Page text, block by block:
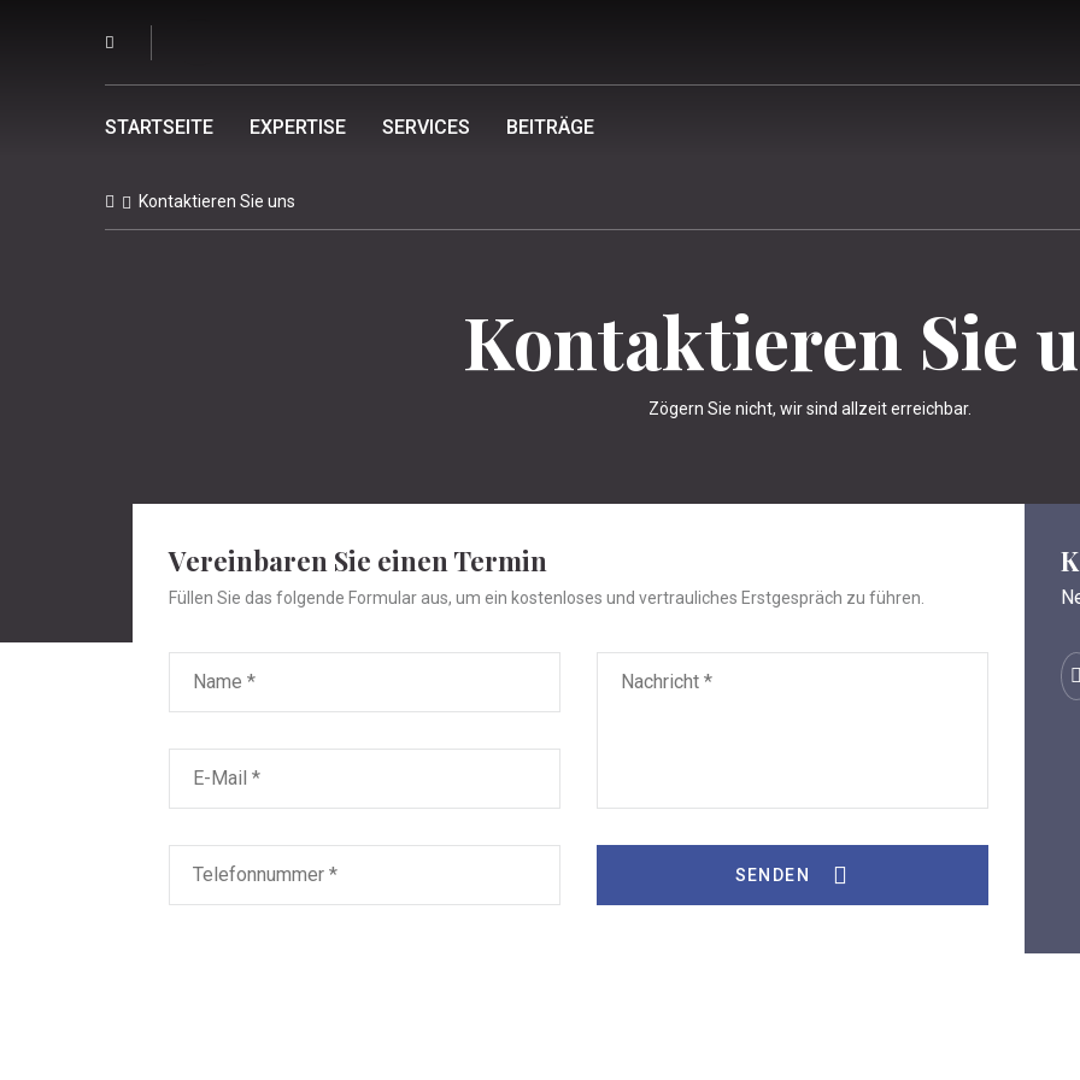
STARTSEITE EXPERTISE SERVICES BEITRÄGE
Kontaktieren Sie uns
Kontaktieren Sie
Zögern Sie nicht, wir sind allzeit erreichbar.
Vereinbaren Sie einen Termin
Füllen Sie das folgende Formular aus, um ein kostenloses und vertrauliches Erstgespräch zu führen.
SENDEN